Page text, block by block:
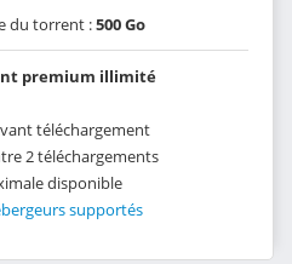
du torrent :500 Go
premium illimité
téléchargement
2 téléchargements
disponible
supportés